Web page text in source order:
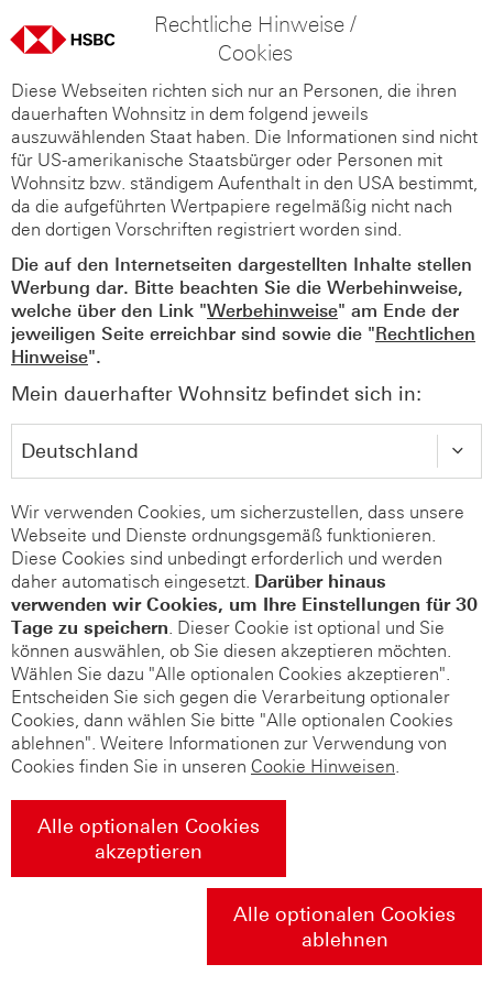
Rechtliche Hinweise /
Cookies
Diese Webseiten richten sich nur an Personen, die ihren
dauerhaften Wohnsitz in dem folgend jeweils
auszuwählenden Staat haben. Die Informationen sind nicht
für US-amerikanische Staatsbürger oder Personen mit
Wohnsitz bzw. ständigem Aufenthalt in den USA bestimmt,
da die aufgeführten Wertpapiere regelmäßig nicht nach
den dortigen Vorschriften registriert worden sind.
Die auf den Internetseiten dargestellten Inhalte stellen
Werbung dar. Bitte beachten Sie die Werbehinweise,
welche über den Link "Werbehinweise" am Ende der
jeweiligen Seite erreichbar sind sowie die "Rechtlichen
Hinweise".
Mein dauerhafter Wohnsitz befindet sich in:
Wir verwenden Cookies, um sicherzustellen, dass unsere
Webseite und Dienste ordnungsgemäß funktionieren.
Diese Cookies sind unbedingt erforderlich und werden
daher automatisch eingesetzt. Darüber hinaus
verwenden wir Cookies, um Ihre Einstellungen für 30
Tage zu speichern. Dieser Cookie ist optional und Sie
können auswählen, ob Sie diesen akzeptieren möchten.
Wählen Sie dazu "Alle optionalen Cookies akzeptieren".
Entscheiden Sie sich gegen die Verarbeitung optionaler
Cookies, dann wählen Sie bitte "Alle optionalen Cookies
ablehnen". Weitere Informationen zur Verwendung von
Cookies finden Sie in unseren Cookie Hinweisen.
Alle optionalen Cookies
akzeptieren
Alle optionalen Cookies
ablehnen